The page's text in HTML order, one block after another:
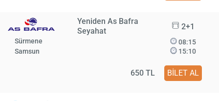
Yeniden As Bafra
Seyahat
2+1
Sürmene
Samsun
08:15
15:10
650 TL BİLET AL